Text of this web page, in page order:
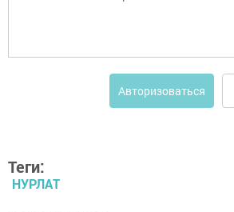
Авторизоваться
Теги:
НУРЛАТ